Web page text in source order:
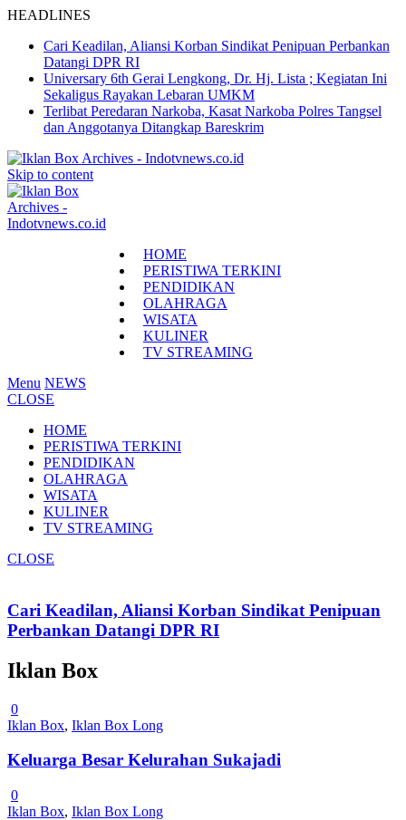
HEADLINES
Cari Keadilan, Aliansi Korban Sindikat Penipuan Perbankan
Datangi DPR RI
Universary 6th Gerai Lengkong, Dr. Hj. Lista ; Kegiatan Ini
Sekaligus Rayakan Lebaran UMKM
Terlibat Peredaran Narkoba, Kasat Narkoba Polres Tangsel
dan Anggotanya Ditangkap Bareskrim
Skip to content
HOME
PERISTIWA TERKINI
PENDIDIKAN
OLAHRAGA
WISATA
KULINER
TV STREAMING
Menu NEWS
CLOSE
HOME
PERISTIWA TERKINI
PENDIDIKAN
OLAHRAGA
WISATA
KULINER
TV STREAMING
CLOSE
Cari Keadilan, Aliansi Korban Sindikat Penipuan
Perbankan Datangi DPR RI
Iklan Box
0
Iklan Box, Iklan Box Long
Keluarga Besar Kelurahan Sukajadi
0
Iklan Box, Iklan Box Long